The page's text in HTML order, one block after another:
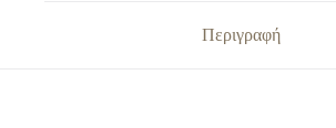
Περιγραφή